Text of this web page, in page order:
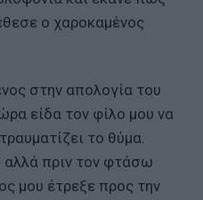
ο χαροκαμένος
στην απολογία του
είδα τον φίλο μου να
το θύμα.
πριν τον φτάσω
μου έτρεξε προς την